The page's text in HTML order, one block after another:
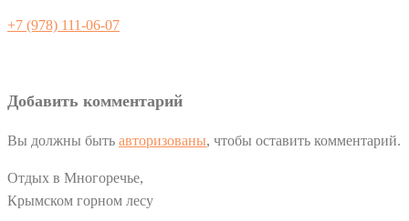
+7 (978) 111-06-07
Добавить комментарий
Вы должны быть авторизованы, чтобы оставить комментарий.
Отдых в Многоречье,
Крымском горном лесу